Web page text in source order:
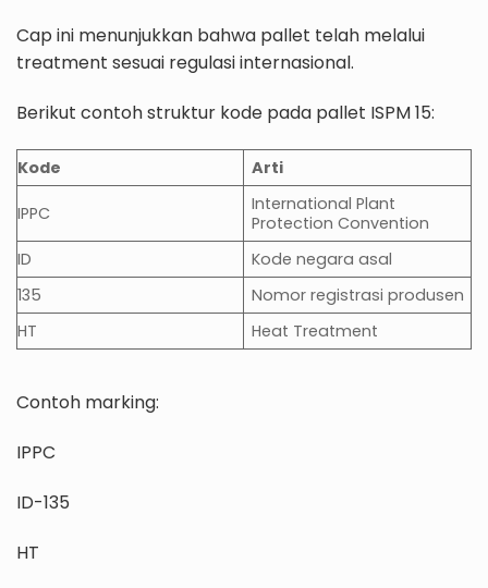
Cap ini menunjukkan bahwa pallet telah melalui
treatment sesuai regulasi internasional.
Berikut contoh struktur kode pada pallet ISPM 15:
Kode Arti
IPPC
International Plant
Protection Convention
ID
Kode negara asal
135
Nomor registrasi produsen
HT
Heat Treatment
Contoh marking:
IPPC
ID-135
HT